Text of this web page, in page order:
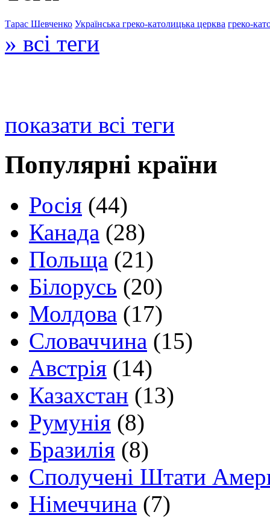
Тарас Шевченко Українська греко-католицька церква греко-
» всі теги
показати всі теги
Популярні країни
Росія (44)
Канада (28)
Польща (21)
Білорусь (20)
Молдова (17)
Словаччина (15)
Австрія (14)
Казахстан (13)
Румунія (8)
Бразилія (8)
Сполучені Штати
Німеччина (7)